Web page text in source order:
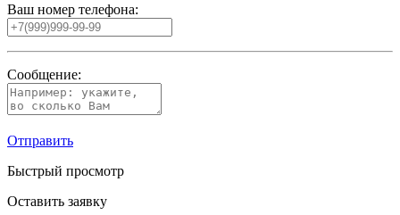
Ваш номер телефона:
Сообщение:
Отправить
Быстрый просмотр
Оставить заявку